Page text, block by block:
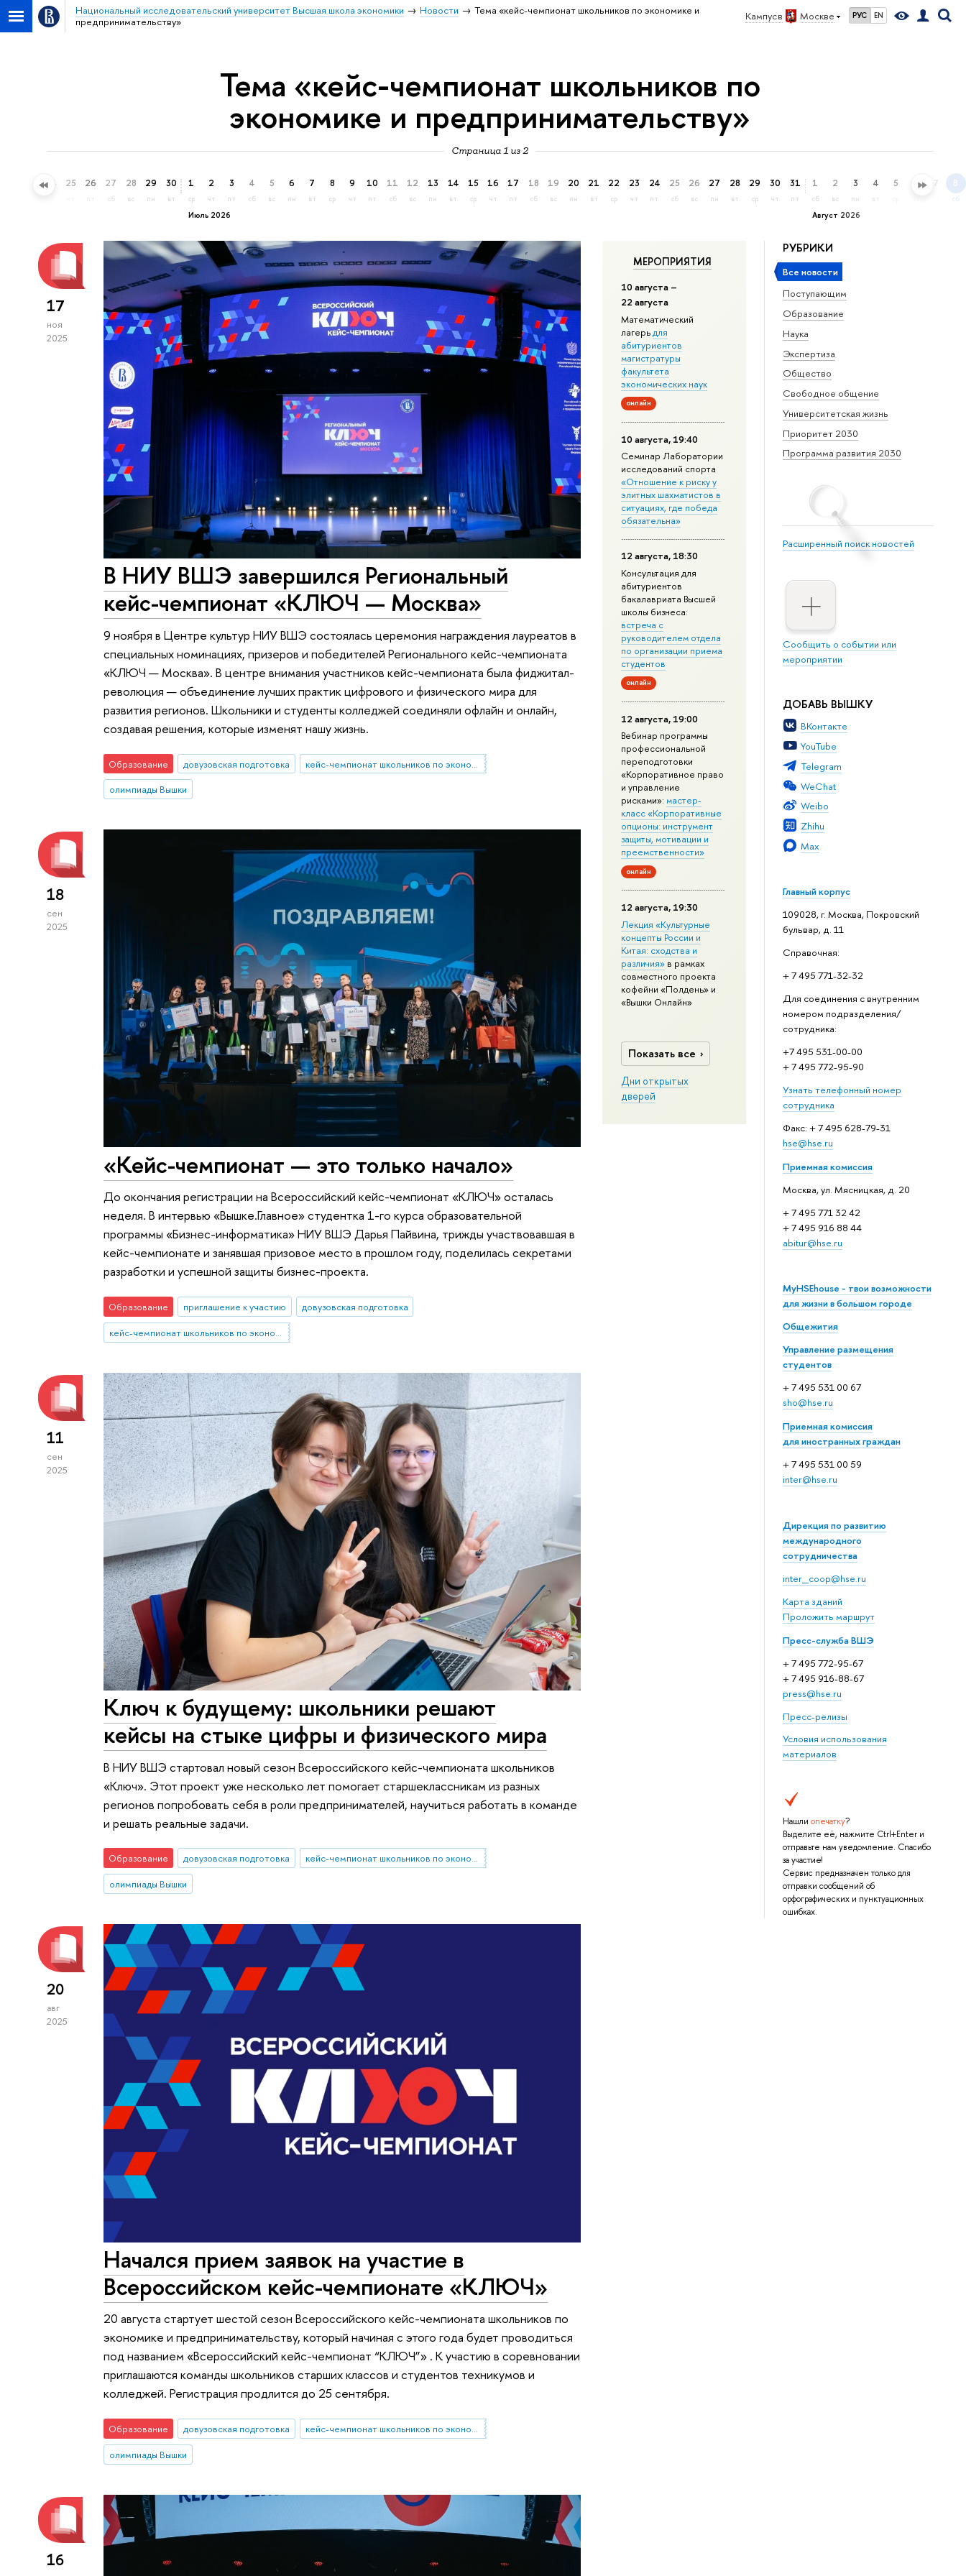
Кампус в Москве РУС EN
Национальный исследовательский университет Высшая школа экономики Новости
Тема «кейс-чемпионат школьников по экономике и
предпринимательству»
Тема «кейс-чемпионат школьников по
экономике и предпринимательству»
Страница 1 из 2
24 25 26 27
сб
28
вс
29
пн
30
вт
Июль 2026
1
ср
2
чт
3
пт
4
сб
5
вс
6
пн
7
вт
8
ср
9
чт
10
пт
11
сб
12
вс
13
пн
14
вт
15
ср
16
чт
17
пт
18
сб
19
вс
20
пн
21
вт
22
ср
23
чт
24
пт
25
сб
26
вс
27
пн
28
вт
29
ср
30
чт
31
пт
Август 2026
1
сб
2
вс
3
пн
4 5 6 7 8
сб
РУБРИКИ
Все новости
Поступающим
Образование
Наука
Экспертиза
Общество
Свободное общение
Университетская жизнь
Приоритет 2030
Программа развития 2030
Расширенный поиск новостей
Сообщить о событии или
мероприятии
ДОБАВЬ ВЫШКУ
ВКонтакте
YouTube
Telegram
WeChat
Weibo
Zhihu
Max
Главный корпус
109028, г. Москва, Покровский
бульвар, д. 11
Справочная:
+ 7 495 771-32-32
Для соединения с внутренним
номером подразделения/
сотрудника:
+7 495 531-00-00
+ 7 495 772-95-90
Узнать телефонный номер
сотрудника
Факс: + 7 495 628-79-31
hse@hse.ru
Приемная комиссия
Москва, ул. Мясницкая, д. 20
+ 7 495 771 32 42
+ 7 495 916 88 44
abitur@hse.ru
MyHSEhouse - твои возможности
для жизни в большом городе
Общежития
Управление размещения
студентов
+ 7 495 531 00 67
sho@hse.ru
Приемная комиссия
для иностранных граждан
+ 7 495 531 00 59
inter@hse.ru
Дирекция по развитию
международного
сотрудничества
inter_coop@hse.ru
Карта зданий
Проложить маршрут
Пресс-служба ВШЭ
+ 7 495 772-95-67
+ 7 495 916-88-67
press@hse.ru
Пресс-релизы
Условия использования
материалов
Нашли опечатку?
Выделите её, нажмите Ctrl+Enter и
отправьте нам уведомление. Спасибо
за участие!
Сервис предназначен только для
отправки сообщений об
орфографических и пунктуационных
ошибках.
МЕРОПРИЯТИЯ
10 августа –
22 августа
Математический
лагерьдля
абитуриентов
магистратуры
факультета
экономических наук
онлайн
10 августа, 19:40
Семинар Лаборатории
исследований спорта
«Отношение к риску у
элитных шахматистов в
ситуациях, где победа
обязательна»
12 августа, 18:30
Консультация для
абитуриентов
бакалавриата Высшей
школы бизнеса:
встреча с
руководителем отдела
по организации приема
студентов
онлайн
12 августа, 19:00
Вебинар программы
профессиональной
переподготовки
«Корпоративное право
и управление
рисками»: мастер-
класс «Корпоративные
опционы: инструмент
защиты, мотивации и
преемственности»
онлайн
12 августа, 19:30
Лекция «Культурные
концепты России и
Китая: сходства и
различия»в рамках
совместного проекта
кофейни «Полдень» и
«Вышки Онлайн»
Показать все
Дни открытых
дверей
17
ноя
2025
В НИУ ВШЭ завершился Региональный
кейс-чемпионат «КЛЮЧ — Москва»
9 ноября в Центре культур НИУ ВШЭ состоялась церемония награждения лауреатов в
специальных номинациях, призеров и победителей Регионального кейс-чемпионата
«КЛЮЧ — Москва». В центре внимания участников кейс-чемпионата была фиджитал-
революция — объединение лучших практик цифрового и физического мира для
развития регионов. Школьники и студенты колледжей соединяли офлайн и онлайн,
создавая решения, которые изменят нашу жизнь.
Образование довузовская подготовка
олимпиады Вышки
18
сен
2025
«Кейс-чемпионат — это только начало»
До окончания регистрации на Всероссийский кейс-чемпионат «КЛЮЧ» осталась
неделя. В интервью «Вышке.Главное» студентка 1-го курса образовательной
программы «Бизнес-информатика» НИУ ВШЭ Дарья Пайвина, трижды участвовавшая в
кейс-чемпионате и занявшая призовое место в прошлом году, поделилась секретами
разработки и успешной защиты бизнес-проекта.
Образование приглашение к участию
довузовская подготовка
кейс-чемпионат школьников по экономике и предпринимательству
11
сен
2025
Ключ к будущему: школьники решают
кейсы на стыке цифры и физического мира
В НИУ ВШЭ стартовал новый сезон Всероссийского кейс-чемпионата школьников
«Ключ». Этот проект уже несколько лет помогает старшеклассникам из разных
регионов попробовать себя в роли предпринимателей, научиться работать в команде
и решать реальные задачи.
Образование довузовская подготовка
кейс-чемпионат школьников по экономике и предпринимательству
олимпиады Вышки
20
авг
2025
Начался прием заявок на участие в
Всероссийском кейс-чемпионате «КЛЮЧ»
20 августа стартует шестой сезон Всероссийского кейс-чемпионата школьников по
экономике и предпринимательству, который начиная с этого года будет проводиться
под названием «Всероссийский кейс-чемпионат “КЛЮЧ”» . К участию в соревновании
приглашаются команды школьников старших классов и студентов техникумов и
колледжей. Регистрация продлится до 25 сентября.
Образование довузовская подготовка
кейс-чемпионат школьников по экономике и предпринимательству
олимпиады Вышки
16